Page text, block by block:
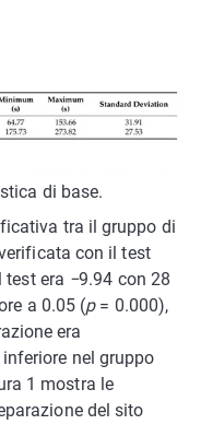
di base.
tra il gruppo di
con il test
era −9.94 con 28
a 0.05 (p = 0.000),
era
nel gruppo
1 mostra le
del sito